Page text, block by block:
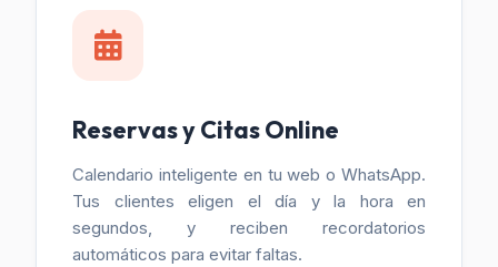
Reservas y Citas Online
Calendario inteligente en tu web o WhatsApp.
Tus clientes eligen el día y la hora en
segundos, y reciben recordatorios
automáticos para evitar faltas.